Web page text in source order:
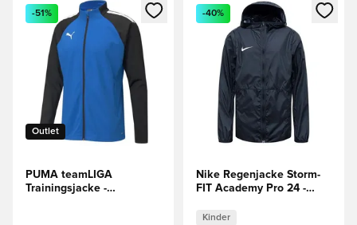
Öffnet ein neues Fenster zum Anmelden oder Registrieren
Outlet
-51%
PUMA teamLIGA
Trainingsjacke -
Öffnet ein neues Fenster
-40%
Nike Regenjacke Storm-
FIT Academy Pro 24 -
Kinder